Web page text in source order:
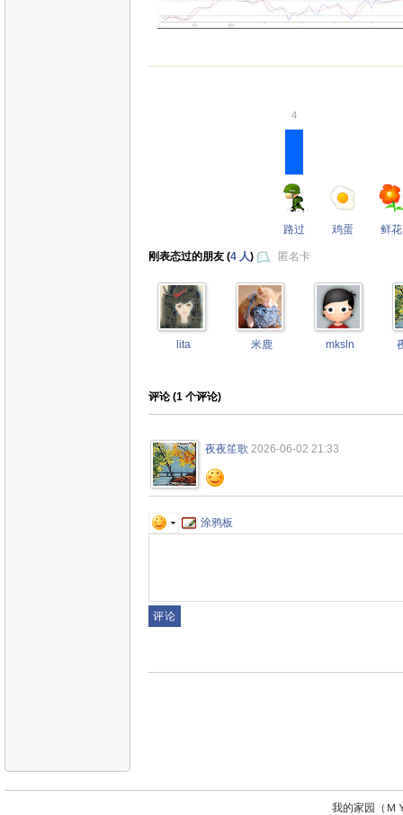
4
路过 鸡蛋 鲜花
刚表态过的朋友 (4 人) 匿名卡
lita 米鹿 mksln
评论 (1 个评论)
夜夜笙歌 2026-06-02 21:33
涂鸦板
我的家园（